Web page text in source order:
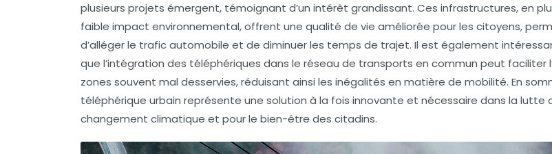
plusieurs projets émergent, témoignant d’un intérêt grandissant. Ces infrastructures, en
faible impact environnemental, offrent une qualité de vie améliorée pour les citoyens,
d’alléger le trafic automobile et de diminuer les temps de trajet. Il est également
que l’intégration des téléphériques dans le réseau de transports en commun peut faciliter
zones souvent mal desservies, réduisant ainsi les inégalités en matière de mobilité. En
téléphérique urbain représente une solution à la fois innovante et nécessaire dans la lutte
changement climatique et pour le bien-être des citadins.